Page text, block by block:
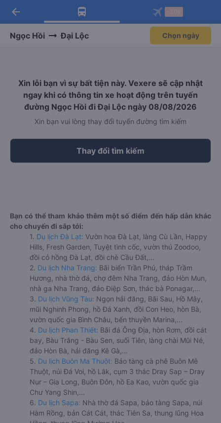
Tải app Vexere ngay!
Nhận ưu đãi thành viên độc
Mở app
Tải app Vexere
-30k/ghế khi đặt vé máy bay qua
Mở app
arrow_back
Ngọc Hồi Đại Lộc Chọn ngày
Xin lỗi bạn vì sự bất tiện này. Vexere sẽ cập nhật
ngay khi có thông tin xe hoạt động trên tuyến
đường Ngọc Hồi đi Đại Lộc ngày 08/08/2026
Xin bạn vui lòng thay đổi tuyến đường tìm kiếm
Thay đổi tìm kiếm
Bạn có thể tham khảo thêm một số điểm đến hấp dẫn khác
cho chuyến đi sắp tới:
1. Du lịch Đà Lạt: Vườn hoa Đà Lạt, làng Cù Lần, Happy
Hills, Fresh Garden, Tuyệt tình cốc, vườn thú Zoodoo,
đồi cỏ hồng Đà Lạt, đồi chè Cầu Đất,...
2. Du lịch Nha Trang: Bãi biển Trần Phú, tháp Trầm
Hương, nhà thờ đá, chợ đêm Nha Trang, đảo Hòn Mun,
nhà ga Nha Trang, đảo Điệp Sơn, thác bà Ponagar,...
3. Du lịch Vũng Tàu: Ngọn hải đăng, Bãi Sau, Hồ Mây,
mũi Nghinh Phong, hồ Đá Xanh, đồi Con Heo, hòn Bà,
vườn quốc gia Bình Châu, bến thuyền Marina,...
4. Du lịch Phan Thiết: Bãi đá Ông Địa, hòn Rơm, đồi cát
bay, Bàu Trắng - Bàu Sen, suối Tiên, làng chài Mũi Né,
đảo Hòn Bà, hải đăng Kê Gà,...
5. Du lịch Buôn Ma Thuột: Bảo tàng cà phê Buôn Mê
Thuột, núi Đá Voi, hồ Lắk, cụm 3 thác Dray Sap – Dray
Nur – Gia Long, Buôn Đôn, hồ Ea Kao, vườn quốc gia
Chư Yang Shin,...
6. Du lịch Sapa: Nhà thờ đá Sapa, bảo tàng Sapa, núi
Hàm Rồng, bản Cát Cát, thác Tiên Sa, thung lũng Hoa